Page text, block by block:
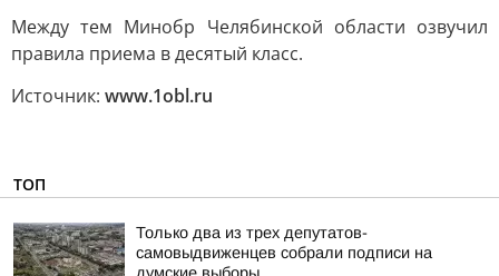
Между тем Минобр Челябинской области озвучил
правила приема в десятый класс.
Источник: www.1obl.ru
ТОП
Только два из трех депутатов-
самовыдвиженцев собрали подписи на